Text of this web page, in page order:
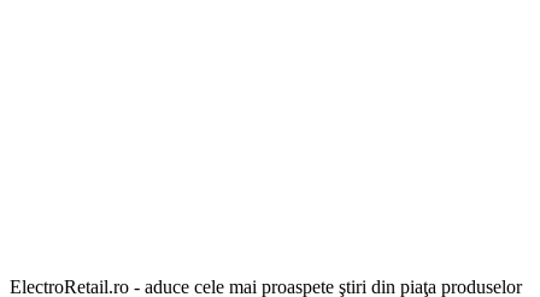
ElectroRetail.ro - aduce cele mai proaspete ştiri din piaţa produselor